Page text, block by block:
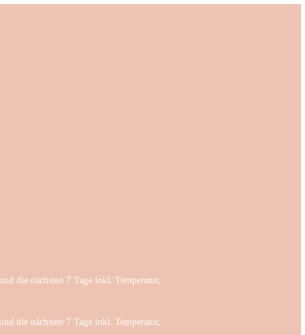
die nächsten 7 Tage inkl. Temperatur,
die nächsten 7 Tage inkl. Temperatur,